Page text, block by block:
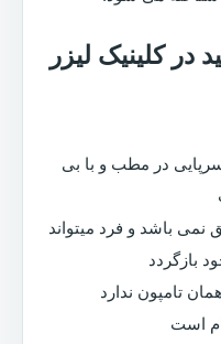
در کلینیک لیزر
در مطب و با بی
نمی باشد و فرد میتواند
بازگردد
تامپون ندارد
است